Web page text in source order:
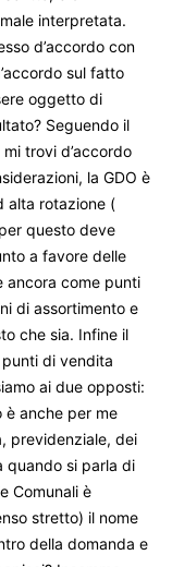
interpretata.
d’accordo con
sul fatto
oggetto di
Seguendo il
trovi d’accordo
la GDO è
alta rotazione (
questo deve
a favore delle
ancora come punti
di assortimento e
che sia. Infine il
di vendita
ai due opposti:
è anche per me
previdenziale, dei
quando si parla di
Comunali è
stretto) il nome
della domanda e